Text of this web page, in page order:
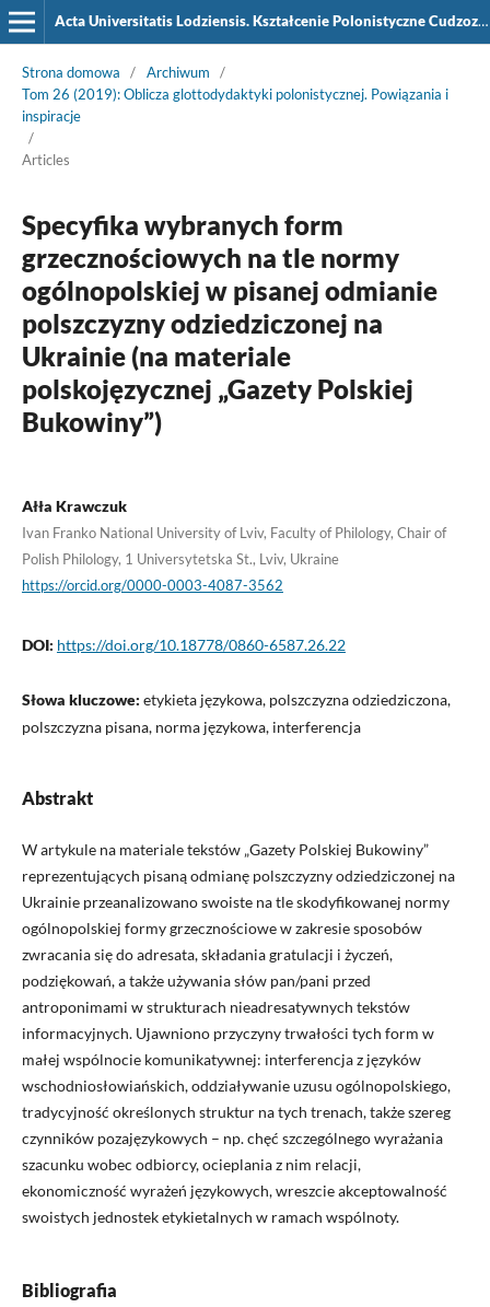
Acta Universitatis Lodziensis. Kształcenie Polonistyczne Cudzoziemców
Strona domowa / Archiwum
/
Tom 26 (2019): Oblicza glottodydaktyki polonistycznej. Powiązania i
inspiracje
/
Articles
Specyfika wybranych form
grzecznościowych na tle normy
ogólnopolskiej w pisanej odmianie
polszczyzny odziedziczonej na
Ukrainie (na materiale
polskojęzycznej „Gazety Polskiej
Bukowiny”)
Ałła Krawczuk
Ivan Franko National University of Lviv, Faculty of Philology, Chair of
Polish Philology, 1 Universytetska St., Lviv, Ukraine
https://orcid.org/0000-0003-4087-3562
DOI: https://doi.org/10.18778/0860-6587.26.22
Słowa kluczowe: etykieta językowa, polszczyzna odziedziczona,
polszczyzna pisana, norma językowa, interferencja
Abstrakt
W artykule na materiale tekstów „Gazety Polskiej Bukowiny”
reprezentujących pisaną odmianę polszczyzny odziedziczonej na
Ukrainie przeanalizowano swoiste na tle skodyfikowanej normy
ogólnopolskiej formy grzecznościowe w zakresie sposobów
zwracania się do adresata, składania gratulacji i życzeń,
podziękowań, a także używania słów pan/pani przed
antroponimami w strukturach nieadresatywnych tekstów
informacyjnych. Ujawniono przyczyny trwałości tych form w
małej wspólnocie komunikatywnej: interferencja z języków
wschodniosłowiańskich, oddziaływanie uzusu ogólnopolskiego,
tradycyjność określonych struktur na tych trenach, także szereg
czynników pozajęzykowych – np. chęć szczególnego wyrażania
szacunku wobec odbiorcy, ocieplania z nim relacji,
ekonomiczność wyrażeń językowych, wreszcie akceptowalność
swoistych jednostek etykietalnych w ramach wspólnoty.
Bibliografia